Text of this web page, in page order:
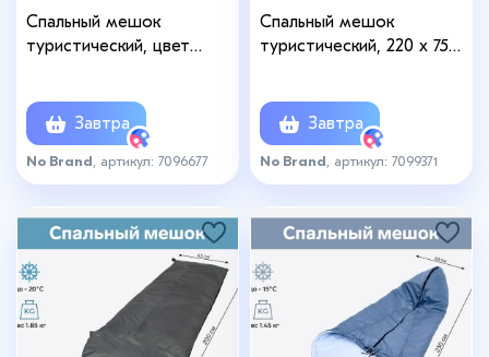
Спальный мешок
туристический, цвет
Завтра
No Brand , артикул: 7096677
Спальный мешок
туристический, 220 х 75
Завтра
No Brand , артикул: 7099371